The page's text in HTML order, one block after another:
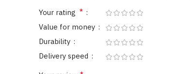
Your rating *
Value for money
Durability
Delivery speed